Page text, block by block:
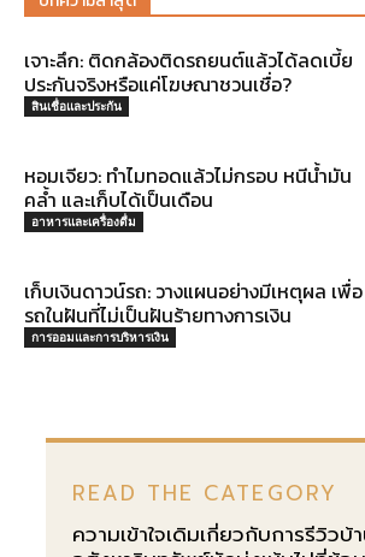
เจาะลึก: ติดกล้องติดรถยนต์แล้วได้ลดเบี้ย
ประกันจริงหรือแค่โฆษณาชวนเชื่อ?
สินเชื่อและประกัน
หอมเจียว: ทำไมทอดแล้วไม่กรอบ หนีน้ำมัน
คล้ำ และเก็บได้เป็นเดือน
อาหารและเครื่องดื่ม
เก็บเงินดาวน์รถ: วางแผนอย่างมีเหตุผล เพื่อ
รถในฝันที่ไม่เป็นฝันร้ายทางการเงิน
การออมและการบริหารเงิน
READ THE CATEGORY
ความเข้าใจเดิมเกี่ยวกับการรีวิวบ้